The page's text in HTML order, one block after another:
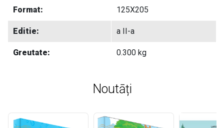
Format: 125X205
Editie: a II-a
Greutate: 0.300 kg
Noutāți